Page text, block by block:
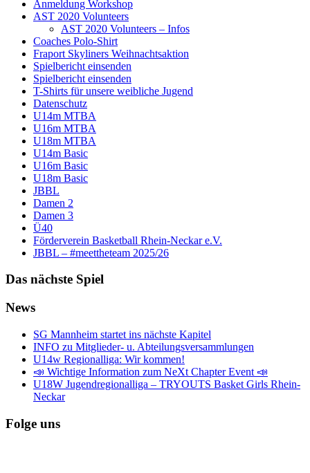
Anmeldung Workshop
AST 2020 Volunteers
AST 2020 Volunteers – Infos
Coaches Polo-Shirt
Fraport Skyliners Weihnachtsaktion
Spielbericht einsenden
Spielbericht einsenden
T-Shirts für unsere weibliche Jugend
Datenschutz
U14m MTBA
U16m MTBA
U18m MTBA
U14m Basic
U16m Basic
U18m Basic
JBBL
Damen 2
Damen 3
Ü40
Förderverein Basketball Rhein-Neckar e.V.
JBBL – #meettheteam 2025/26
Das nächste Spiel
News
SG Mannheim startet ins nächste Kapitel
INFO zu Mitglieder- u. Abteilungsversammlungen
U14w Regionalliga: Wir kommen!
📣 Wichtige Information zum NeXt Chapter Event 📣
U18W Jugendregionalliga – TRYOUTS Basket Girls Rhein-
Neckar
Folge uns